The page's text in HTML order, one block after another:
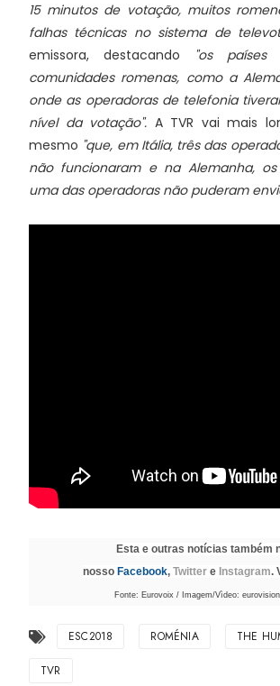
15 minutos de votação, muitos
falhas técnicas no sistema de
emissora, destacando "os países
comunidades romenas, como a
onde as operadoras de telefonia
nível da votação". A TVR vai mais
mesmo "que, em Itália, três das
não funcionaram e na Alemanha,
uma das operadoras não puderam
Esta e outras notícias também
nosso Facebook, Twitter e Instagram.
Fonte: Eurovoix / Imagem/Vìdeo:
ESC2018 ROMÉNIA THE
TVR